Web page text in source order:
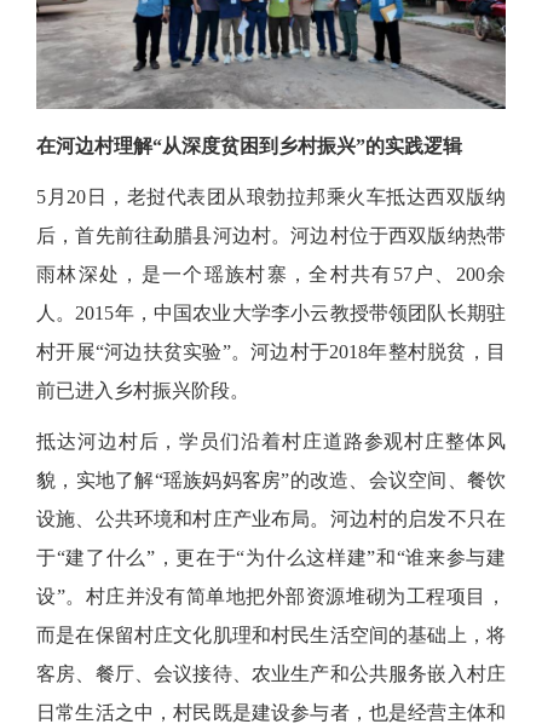
在河边村理解“从深度贫困到乡村振兴”的实践逻辑
5月20日，老挝代表团从琅勃拉邦乘火车抵达西双版纳
后，首先前往勐腊县河边村。河边村位于西双版纳热带
雨林深处，是一个瑶族村寨，全村共有57户、200余
人。2015年，中国农业大学李小云教授带领团队长期驻
村开展“河边扶贫实验”。河边村于2018年整村脱贫，目
前已进入乡村振兴阶段。
抵达河边村后，学员们沿着村庄道路参观村庄整体风
貌，实地了解“瑶族妈妈客房”的改造、会议空间、餐饮
设施、公共环境和村庄产业布局。河边村的启发不只在
于“建了什么”，更在于“为什么这样建”和“谁来参与建
设”。村庄并没有简单地把外部资源堆砌为工程项目，
而是在保留村庄文化肌理和村民生活空间的基础上，将
客房、餐厅、会议接待、农业生产和公共服务嵌入村庄
日常生活之中，村民既是建设参与者，也是经营主体和